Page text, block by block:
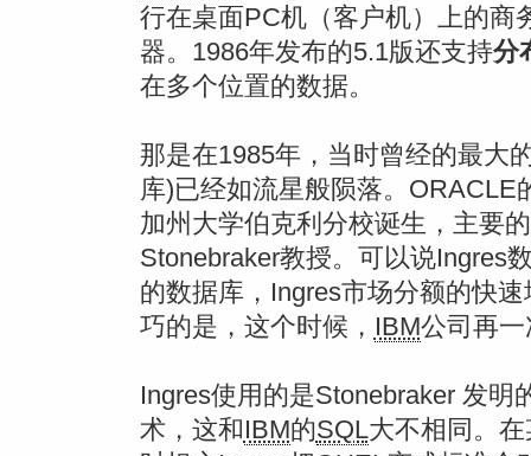
行在桌面PC机（客户机）上的商
器。1986年发布的5.1版还支持分
在多个位置的数据。
那是在1985年，当时曾经的最大
库)已经如流星般陨落。ORACLE
加州大学伯克利分校诞生，主要
Stonebraker教授。可以说Ingres
的数据库，Ingres市场分额的快
巧的是，这个时候， IBM公司再一
Ingres使用的是Stonebraker 发明
术，这和IBM的SQL大不相同。